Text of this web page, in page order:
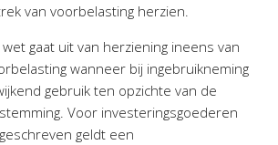
van voorbelasting herzien.
gaat uit van herziening ineens van
wanneer bij ingebruikneming
gebruik ten opzichte van de
Voor investeringsgoederen
geldt een